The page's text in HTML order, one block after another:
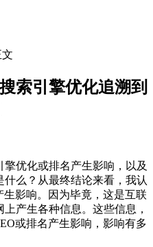
文
索引擎优化追溯到
优化或排名产生影响，以及
么？从最终结论来看，我认
影响。因为毕竟，这是互联
产生各种信息。这些信息，
或排名产生影响，影响有多